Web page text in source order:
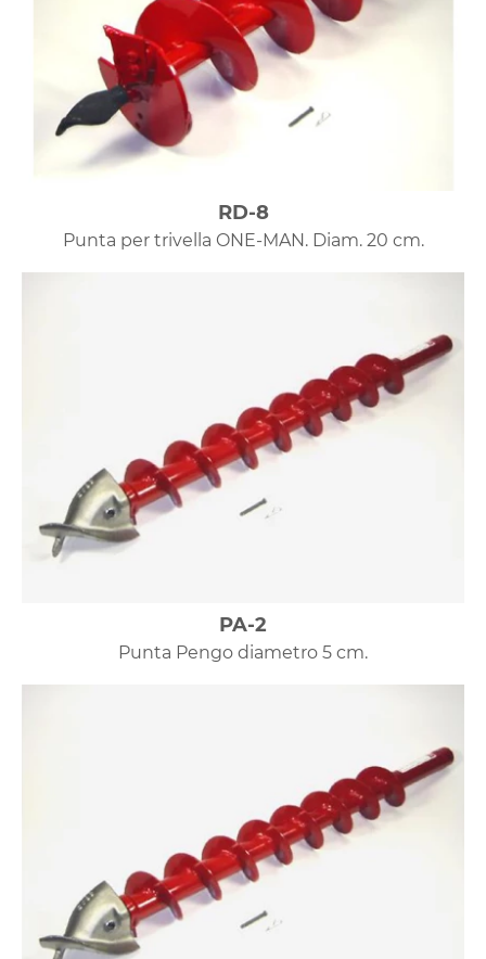
RD-8
Punta per trivella ONE-MAN. Diam. 20 cm.
PA-2
Punta Pengo diametro 5 cm.